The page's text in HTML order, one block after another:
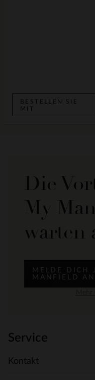
BESTELLEN SIE
MIT
Die
My
warten
MELDE DICH
MANFIELD AN
Service
Kontakt